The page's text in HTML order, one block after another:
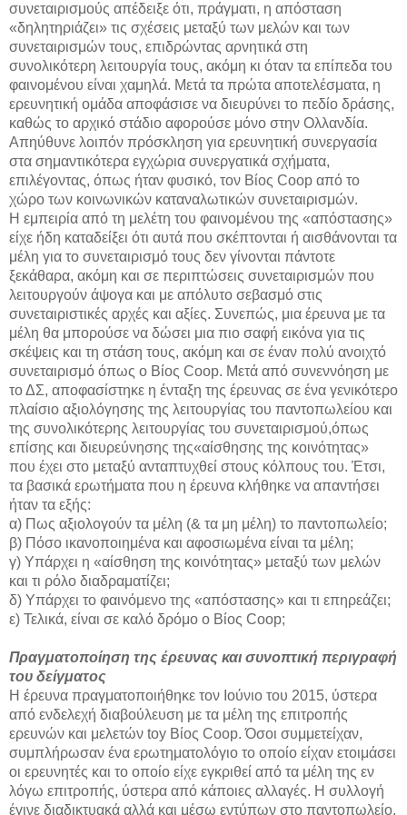
συνεταιρισμούς απέδειξε ότι, πράγματι, η απόσταση
«δηλητηριάζει» τις σχέσεις μεταξύ των μελών και των
συνεταιρισμών τους, επιδρώντας αρνητικά στη
συνολικότερη λειτουργία τους, ακόμη κι όταν τα επίπεδα του
φαινομένου είναι χαμηλά. Μετά τα πρώτα αποτελέσματα, η
ερευνητική ομάδα αποφάσισε να διευρύνει το πεδίο δράσης,
καθώς το αρχικό στάδιο αφορούσε μόνο στην Ολλανδία.
Απηύθυνε λοιπόν πρόσκληση για ερευνητική συνεργασία
στα σημαντικότερα εγχώρια συνεργατικά σχήματα,
επιλέγοντας, όπως ήταν φυσικό, τον Βίος Coop από το
χώρο των κοινωνικών καταναλωτικών συνεταιρισμών.
Η εμπειρία από τη μελέτη του φαινομένου της «απόστασης»
είχε ήδη καταδείξει ότι αυτά που σκέπτονται ή αισθάνονται τα
μέλη για το συνεταιρισμό τους δεν γίνονται πάντοτε
ξεκάθαρα, ακόμη και σε περιπτώσεις συνεταιρισμών που
λειτουργούν άψογα και με απόλυτο σεβασμό στις
συνεταιριστικές αρχές και αξίες. Συνεπώς, μια έρευνα με τα
μέλη θα μπορούσε να δώσει μια πιο σαφή εικόνα για τις
σκέψεις και τη στάση τους, ακόμη και σε έναν πολύ ανοιχτό
συνεταιρισμό όπως ο Βίος Coop. Μετά από συνεννόηση με
το ΔΣ, αποφασίστηκε η ένταξη της έρευνας σε ένα γενικότερο
πλαίσιο αξιολόγησης της λειτουργίας του παντοπωλείου και
της συνολικότερης λειτουργίας του συνεταιρισμού,όπως
επίσης και διευρεύνησης της«αίσθησης της κοινότητας»
που έχει στο μεταξύ ανταπτυχθεί στους κόλπους του. Έτσι,
τα βασικά ερωτήματα που η έρευνα κλήθηκε να απαντήσει
ήταν τα εξής:
α) Πως αξιολογούν τα μέλη (& τα μη μέλη) το παντοπωλείο;
β) Πόσο ικανοποιημένα και αφοσιωμένα είναι τα μέλη;
γ) Υπάρχει η «αίσθηση της κοινότητας» μεταξύ των μελών
και τι ρόλο διαδραματίζει;
δ) Υπάρχει το φαινόμενο της «απόστασης» και τι επηρεάζει;
ε) Τελικά, είναι σε καλό δρόμο ο Βίος Coop;
Πραγματοποίηση της έρευνας και συνοπτική περιγραφή
του δείγματος
Η έρευνα πραγματοποιήθηκε τον Ιούνιο του 2015, ύστερα
από ενδελεχή διαβούλευση με τα μέλη της επιτροπής
ερευνών και μελετών toy Βίος Coop. Όσοι συμμετείχαν,
συμπλήρωσαν ένα ερωτηματολόγιο το οποίο είχαν ετοιμάσει
οι ερευνητές και το οποίο είχε εγκριθεί από τα μέλη της εν
λόγω επιτροπής, ύστερα από κάποιες αλλαγές. Η συλλογή
έγινε διαδικτυακά αλλά και μέσω εντύπων στο παντοπωλείο.